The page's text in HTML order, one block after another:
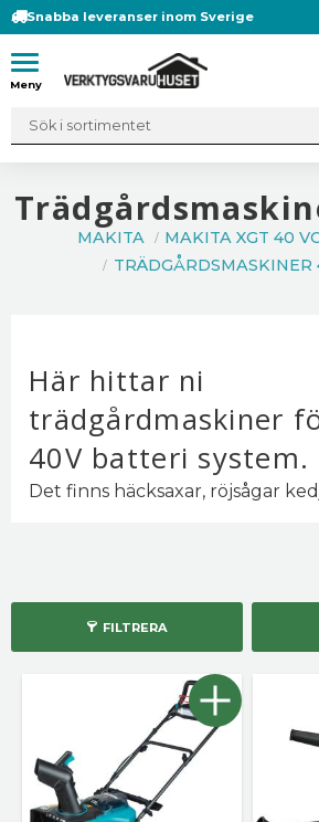
Meny
Snabba leveranser inom Sverige
MAKITA
MAKITA XGT 40
TRÄDGÅRDSMASKINER
Här hittar ni
trädgårdmaskiner
40V batteri system.
Det finns häcksaxar, röjsågar
FILTRERA